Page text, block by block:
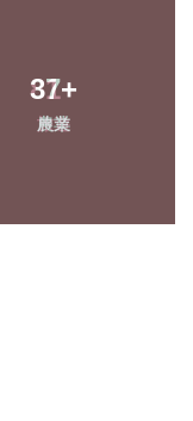
81+
旅遊
37+
農業